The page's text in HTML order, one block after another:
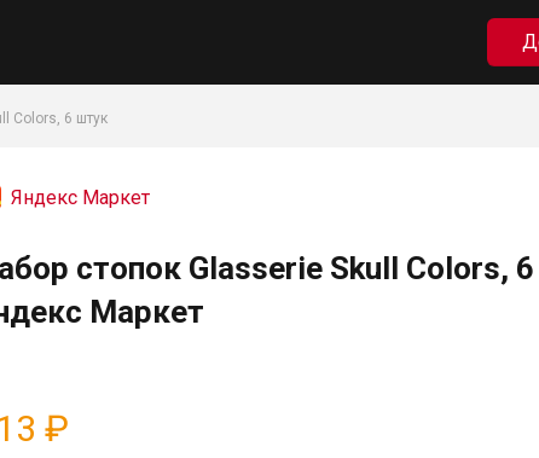
Colors, 6 штук
Яндекс Маркет
стопок Glasserie Skull Colors,
Маркет
₽